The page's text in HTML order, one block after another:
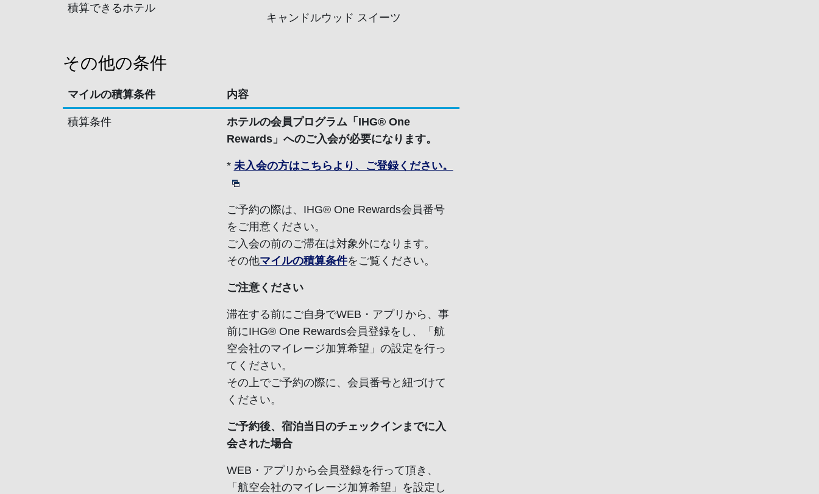
積算できるホテル
キャンドルウッド スイーツ
その他の条件
マイルの積算条件 内容
積算条件
ホテルの会員プログラム「IHG® One
Rewards」へのご入会が必要になります。
* 未入会の方はこちらより、ご登録ください。
ご予約の際は、IHG® One Rewards会員番号
をご用意ください。
ご入会の前のご滞在は対象外になります。
その他マイルの積算条件をご覧ください。
ご注意ください
滞在する前にご自身でWEB・アプリから、事
前にIHG® One Rewards会員登録をし、「航
空会社のマイレージ加算希望」の設定を行っ
てください。
その上でご予約の際に、会員番号と紐づけて
ください。
ご予約後、宿泊当日のチェックインまでに入
会された場合
WEB・アプリから会員登録を行って頂き、
「航空会社のマイレージ加算希望」を設定し